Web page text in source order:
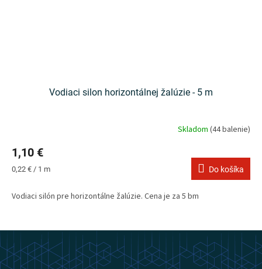
Vodiaci silon horizontálnej žalúzie - 5 m
Skladom (44 balenie)
1,10 €
Jednotková
0,22 € / 1 m Do košíka
Vodiaci silón pre horizontálne žalúzie. Cena je za 5 bm
Z
á
p